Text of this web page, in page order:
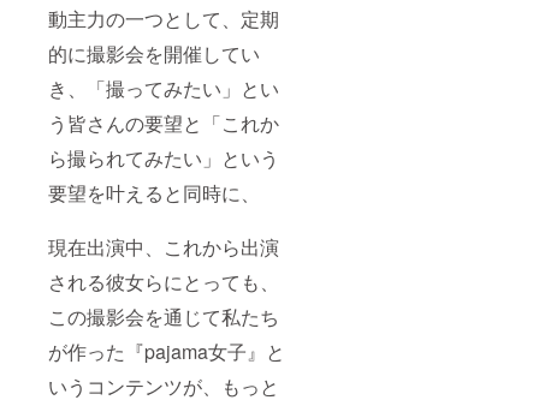
動主力の一つとして、定期
的に撮影会を開催してい
き、「撮ってみたい」とい
う皆さんの要望と「これか
ら撮られてみたい」という
要望を叶えると同時に、
現在出演中、これから出演
される彼女らにとっても、
この撮影会を通じて私たち
が作った『pajama女子』と
いうコンテンツが、もっと